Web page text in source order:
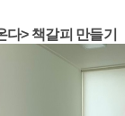
다> 책갈피 만들기